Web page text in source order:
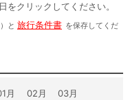
をクリックしてください。
と 旅行条件書 を保存してくだ
月 02月 03月